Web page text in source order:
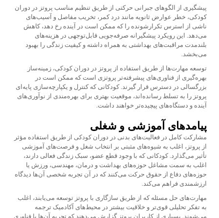
پیشگیری از الگوهای جبرانی حرکتی از طریق تنظیم مناسب پروتز در دوران
کودکی، خطر عوارض ثانویه مانند درد کمر، تخریب مفاصل و آسیب‌های
ناشی از استرس تکرارشونده را که ممکن است در آینده رخ دهد، کاهش
می‌دهد. این رویکرد پیشگیرانه صرفه‌جویی قابل‌توجهی در هزینه‌های
بلندمدت مراقبت‌های بهداشتی به همراه داشته و کیفیت زندگی را بهبود
می‌بخشد.
توسعه مهارت‌ها از طریق استفاده از پروتز در دوران کودکی، زمینه‌ساز
بهره‌گیری از فناوری‌های پیشرفته‌تر پروتزی است که ممکن است در
بزرگسالی در دسترس قرار گیرند. کودکانی که کنترل و یکپارچه‌سازی پایه‌ای
پروتز را به تسلط رسانده‌اند، موقعیت بهتری برای بهره‌مندی از نوآوری‌های
آینده و دستگاه‌های پیچیده‌تر خواهند داشت.
پیامدهای آموزشی و شغلی
مشارکت کامل در فعالیت‌های بدنی در دوران کودکی از طریق استفاده مؤثر
از پروتز، اغلب به شیوه‌های مثبتی بر انتخاب شغل و فرصت‌های آموزشی
تأثیر می‌گذارد. کودکانی که با وجود قطع عضو، سبک زندگی فعالی دارند،
اغلب به سمت مشاغل حوزه‌های بهداشت و درمان، مهندسی، ورزش یا
حوزه‌های دفاع از حقوق حرکت می‌کنند که در آن تجربه شخصی آن‌ها دیدگاه
ارزشمندی فراهم می‌کند.
مهارت‌های حل مسئله که از طریق سازگاری با پروتز توسعه می‌یابند، اغلب
به تفکر تحلیلی قوی‌تر و خلاقیت بیشتر در محیط‌های آکادمیک ترجمه
می‌شوند. بسیاری از کاربران پروتز گزارش می‌دهند که تجربه آن‌ها با فناوری